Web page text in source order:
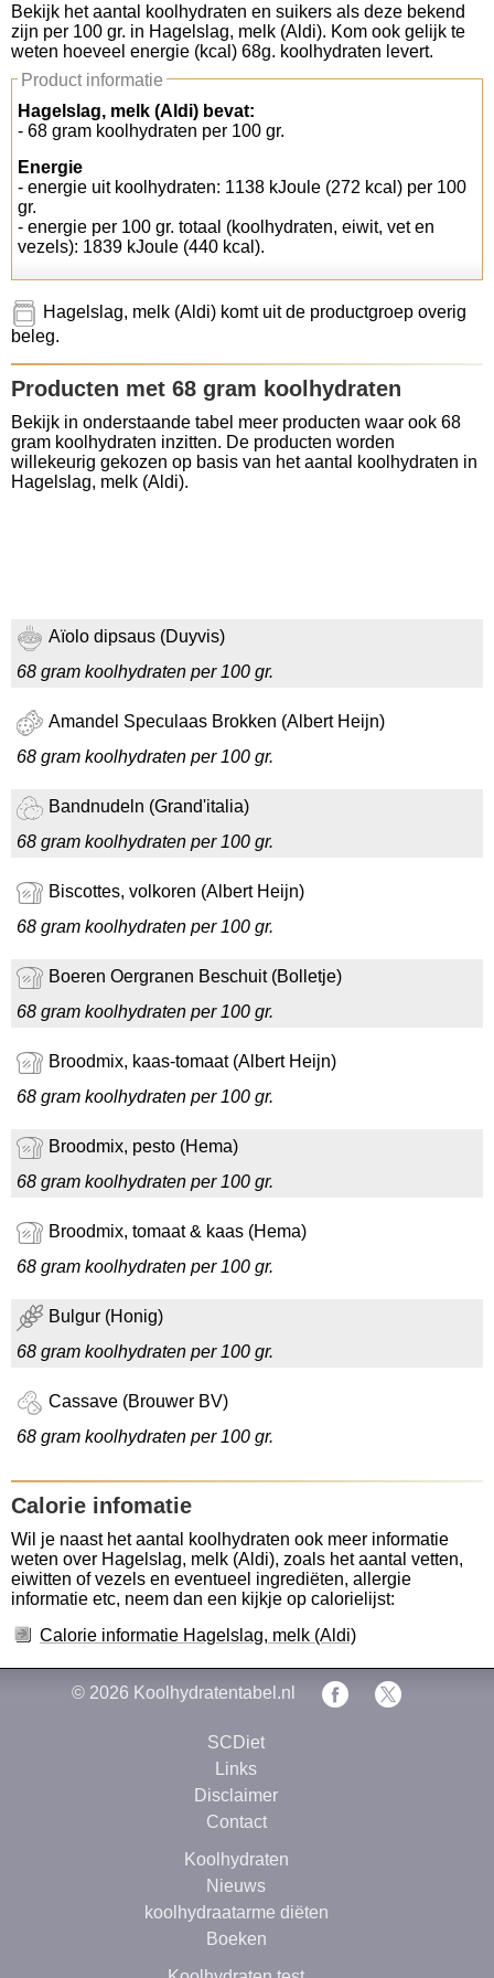
Koolhydraten tellen
Links
Bekijk het aantal koolhydraten en suikers als deze bekend
zijn per 100 gr. in Hagelslag, melk (Aldi). Kom ook gelijk te
weten hoeveel energie (kcal) 68g. koolhydraten levert.
Product informatie
Hagelslag, melk (Aldi) bevat:
- 68 gram koolhydraten per 100 gr.
Energie
- energie uit koolhydraten: 1138 kJoule (272 kcal) per 100
gr.
- energie per 100 gr. totaal (koolhydraten, eiwit, vet en
vezels): 1839 kJoule (440 kcal).
Hagelslag, melk (Aldi) komt uit de productgroep overig
beleg.
Producten met 68 gram koolhydraten
Bekijk in onderstaande tabel meer producten waar ook 68
gram koolhydraten inzitten. De producten worden
willekeurig gekozen op basis van het aantal koolhydraten in
Hagelslag, melk (Aldi).
Aïolo dipsaus (Duyvis)
68 gram koolhydraten per 100 gr.
Amandel Speculaas Brokken (Albert Heijn)
68 gram koolhydraten per 100 gr.
Bandnudeln (Grand'italia)
68 gram koolhydraten per 100 gr.
Biscottes, volkoren (Albert Heijn)
68 gram koolhydraten per 100 gr.
Boeren Oergranen Beschuit (Bolletje)
68 gram koolhydraten per 100 gr.
Broodmix, kaas-tomaat (Albert Heijn)
68 gram koolhydraten per 100 gr.
Broodmix, pesto (Hema)
68 gram koolhydraten per 100 gr.
Broodmix, tomaat & kaas (Hema)
68 gram koolhydraten per 100 gr.
Bulgur (Honig)
68 gram koolhydraten per 100 gr.
Cassave (Brouwer BV)
68 gram koolhydraten per 100 gr.
Calorie infomatie
Wil je naast het aantal koolhydraten ook meer informatie
weten over Hagelslag, melk (Aldi), zoals het aantal vetten,
eiwitten of vezels en eventueel ingrediëten, allergie
informatie etc, neem dan een kijkje op calorielijst:
Calorie informatie Hagelslag, melk (Aldi)
© 2026 Koolhydratentabel.nl
SCDiet
Links
Disclaimer
Contact
Koolhydraten
Nieuws
koolhydraatarme diëten
Boeken